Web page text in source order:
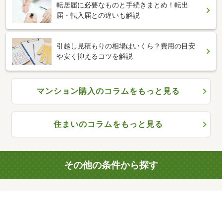
転居届に必要なものと手続きまとめ！転出
届・転入届との違いも解説
引越し見積もりの相場はいくら？費用の目安
や安く抑えるコツを解説
マンション購入のコラムをもっと見る
住まいのコラムをもっと見る
その他の条件から探す